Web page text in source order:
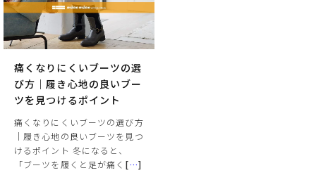
痛くなりにくいブーツの選
び方｜履き心地の良いブー
ツを見つけるポイント
痛くなりにくいブーツの選び方
｜履き心地の良いブーツを見つ
けるポイント 冬になると、
「ブーツを履くと足が痛く […]
カラー